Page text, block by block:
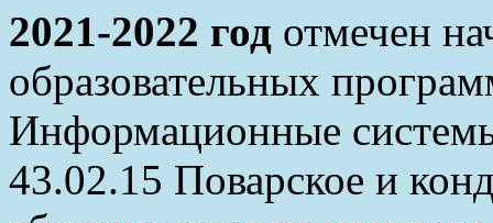
2021-2022 год отмечен
образовательных
Информационные
43.02.15 Поварское и